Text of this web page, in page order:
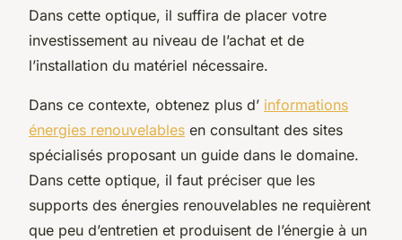
Dans cette optique, il suffira de placer votre
investissement au niveau de l’achat et de
l’installation du matériel nécessaire.
Dans ce contexte, obtenez plus d’ informations
énergies renouvelables en consultant des sites
spécialisés proposant un guide dans le domaine.
Dans cette optique, il faut préciser que les
supports des énergies renouvelables ne requièrent
que peu d’entretien et produisent de l’énergie à un